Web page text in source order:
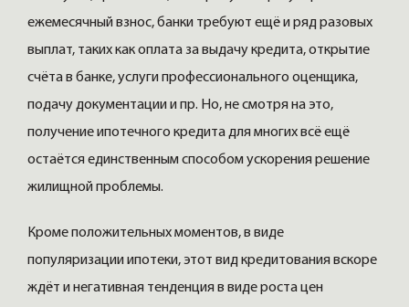
ежемесячный взнос, банки требуют ещё и ряд разовых
выплат, таких как оплата за выдачу кредита, открытие
счёта в банке, услуги профессионального оценщика,
подачу документации и пр. Но, не смотря на это,
получение ипотечного кредита для многих всё ещё
остаётся единственным способом ускорения решение
жилищной проблемы.
Кроме положительных моментов, в виде
популяризации ипотеки, этот вид кредитования вскоре
ждёт и негативная тенденция в виде роста цен